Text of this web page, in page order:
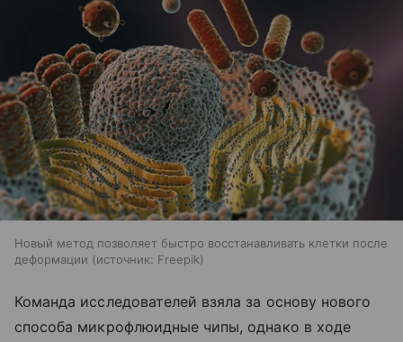
Новый метод позволяет быстро восстанавливать клетки после
деформации
источник: Freepik
Команда исследователей взяла за основу нового
способа микрофлюидные чипы, однако в ходе